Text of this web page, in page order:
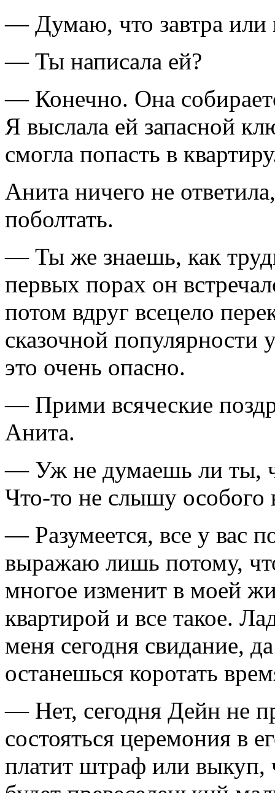
— Думаю, что завтра или
— Ты написала ей?
— Конечно. Она
Я выслала ей запасной
смогла попасть в
Анита ничего не
поболтать.
— Ты же знаешь, как
первых порах он
потом вдруг всецело
сказочной популярности
это очень опасно.
— Прими всяческие
Анита.
— Уж не думаешь ли ты,
Что-то не слышу особого
— Разумеется, все у вас
выражаю лишь потому,
многое изменит в моей
квартирой и все такое.
меня сегодня свидание,
останешься коротать
— Нет, сегодня Дейн не
состояться церемония в
платит штраф или выкуп,